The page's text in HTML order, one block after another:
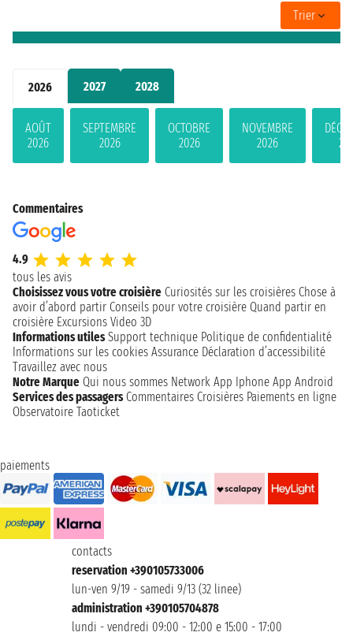
2026 2027 2028
AOÛT
2026
SEPTEMBRE
2026
OCTOBRE
2026
NOVEMBRE
2026
Trier
Commentaires
4.9
tous les avis
Choisissez vous votre croisière Curiosités sur les croisières Chose à
avoir d’abord partir Conseils pour votre croisière Quand partir en
croisière Excursions Video 3D
Informations utiles Support technique Politique de confidentialité
Informations sur les cookies Assurance Déclaration d’accessibilité
Travaillez avec nous
Notre Marque Qui nous sommes Network App Iphone App Android
Services des passagers Commentaires Croisières Paiements en ligne
Observatoire Taoticket
paiements
contacts
reservation +390105733006
lun-ven 9/19 - samedi 9/13 (32 linee)
administration +390105704878
lundi - vendredi 09:00 - 12:00 e 15:00 - 17:00